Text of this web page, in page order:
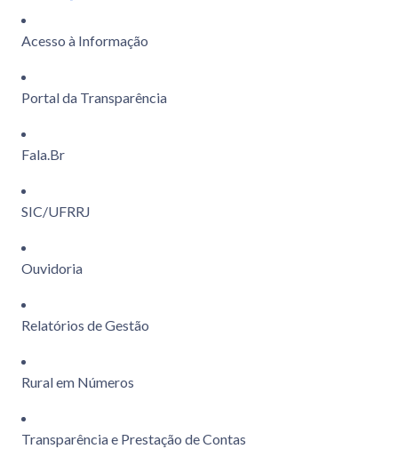
Acesso à Informação
Portal da Transparência
Fala.Br
SIC/UFRRJ
Ouvidoria
Relatórios de Gestão
Rural em Números
Transparência e Prestação de Contas